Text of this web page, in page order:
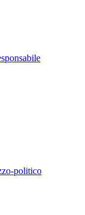
politico